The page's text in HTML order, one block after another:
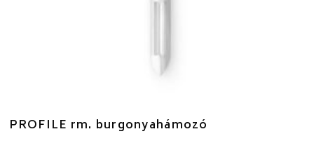
PROFILE rm. burgonyahámozó